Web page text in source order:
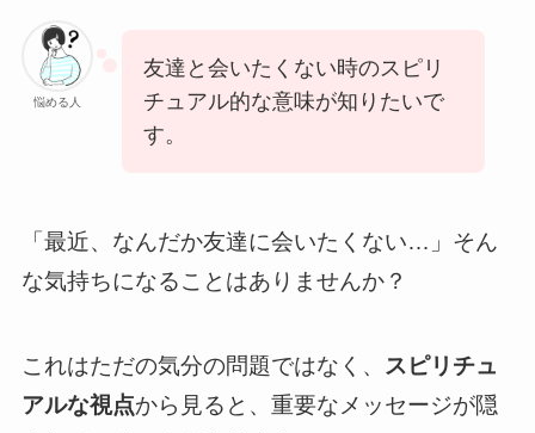
悩める人
友達と会いたくない時のスピリ
チュアル的な意味が知りたいで
す。
「最近、なんだか友達に会いたくない…」そん
な気持ちになることはありませんか？
これはただの気分の問題ではなく、 スピリチュ
アルな視点から見ると、重要なメッセージが隠